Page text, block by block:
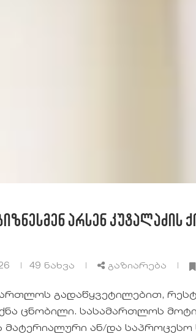
არსენ კუტალაძის
49 ნახვა გაზიარება
გადაწყვეტილებით,
ცნობილი. სასამართლოს
მატერიალური ან/და